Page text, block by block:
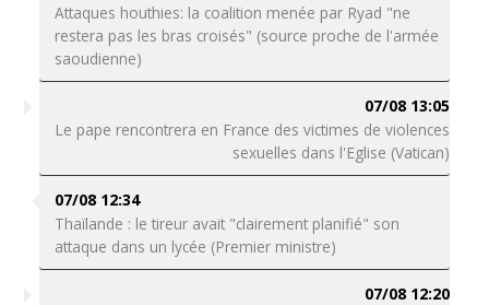
Attaques houthies: la coalition menée par Ryad "ne
restera pas les bras croisés" (source proche de l'armée
saoudienne)
07/08 13:05
Le pape rencontrera en France des victimes de violences
sexuelles dans l'Eglise (Vatican)
07/08 12:34
Thaïlande : le tireur avait "clairement planifié" son
attaque dans un lycée (Premier ministre)
07/08 12:20